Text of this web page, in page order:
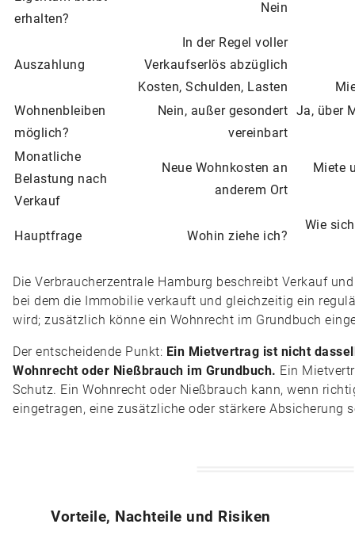
erhalten?
Nein
Auszahlung
In der Regel voller
Verkaufserlös abzüglich
Kosten, Schulden, Lasten
Wohnenbleiben
möglich?
Nein, außer gesondert
vereinbart
Ja, über
Monatliche
Belastung nach
Verkauf
Neue Wohnkosten an
anderem Ort
Miete
Hauptfrage Wohin ziehe ich?
Wie
Die Verbraucherzentrale Hamburg beschreibt Verkauf
bei dem die Immobilie verkauft und gleichzeitig ein
wird; zusätzlich könne ein Wohnrecht im Grundbuch
Der entscheidende Punkt: Ein Mietvertrag ist nicht
Wohnrecht oder Nießbrauch im Grundbuch. Ein
Schutz. Ein Wohnrecht oder Nießbrauch kann, wenn
eingetragen, eine zusätzliche oder stärkere Absicherung
Vorteile, Nachteile und Risiken